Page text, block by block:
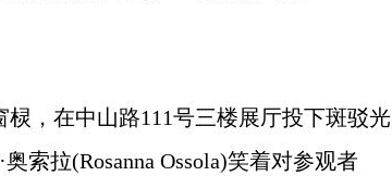
，在中山路111号三楼展厅投下斑驳光
索拉(Rosanna Ossola)笑着对参观者